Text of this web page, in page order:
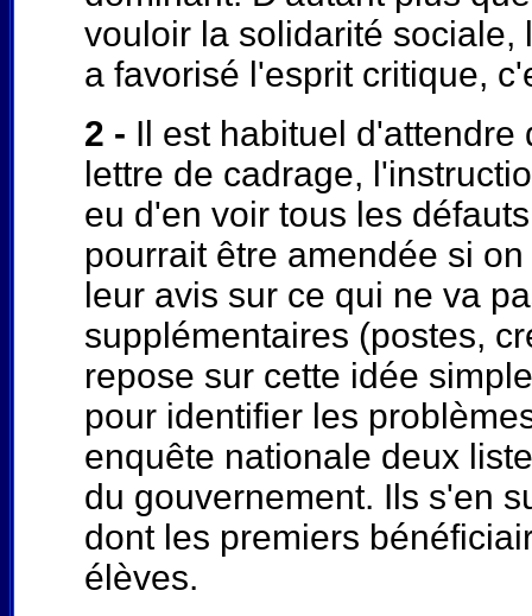
vouloir la solidarité
a favorisé l'esprit critique,
2 - Il est habituel
lettre de cadrage,
eu d'en voir tous les
pourrait être amendée si
leur avis sur ce qui ne va
supplémentaires (postes,
repose sur cette idée
pour identifier les
enquête nationale deux
du gouvernement. Ils s'en
dont les premiers
élèves.